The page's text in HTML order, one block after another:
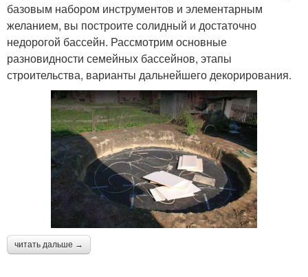
базовым набором инструментов и элементарным
желанием, вы построите солидный и достаточно
недорогой бассейн. Рассмотрим основные
разновидности семейных бассейнов, этапы
строительства, варианты дальнейшего декорирования.
читать дальше →